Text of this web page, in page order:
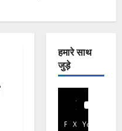
हमारे साथ
जुड़े
Facebook
X YouTube